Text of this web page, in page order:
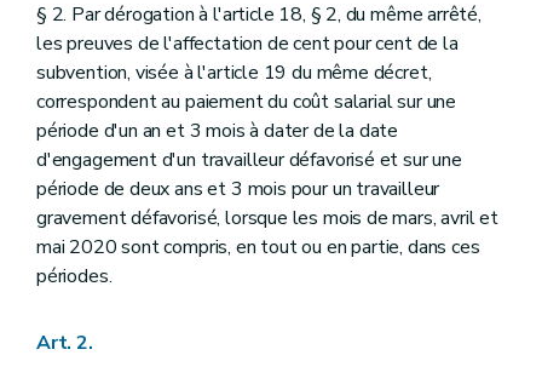
§ 2. Par dérogation à l'article 18, § 2, du même arrêté,
les preuves de l'affectation de cent pour cent de la
subvention, visée à l'article 19 du même décret,
correspondent au paiement du coût salarial sur une
période d'un an et 3 mois à dater de la date
d'engagement d'un travailleur défavorisé et sur une
période de deux ans et 3 mois pour un travailleur
gravement défavorisé, lorsque les mois de mars, avril et
mai 2020 sont compris, en tout ou en partie, dans ces
périodes.
Art. 2.